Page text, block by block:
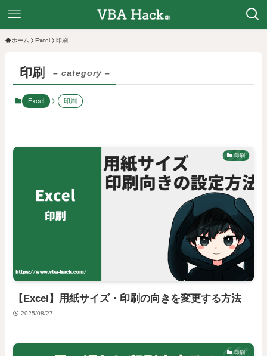
ホーム Excel 印刷
印刷 – category –
Excel 印刷
印刷
【Excel】用紙サイズ・印刷の向きを変更する方法
2025/08/27
印刷